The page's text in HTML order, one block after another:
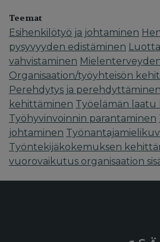
Teemat
Esihenkilötyö ja johtaminen
pysyvyyden edistäminen
vahvistaminen
Organisaation/työyhteisön
Perehdytys ja perehdyttäminen
kehittäminen Työelämän laatu
Työhyvinvoinnin parantaminen
johtaminen
Työntekijäkokemuksen
vuorovaikutus organisaation